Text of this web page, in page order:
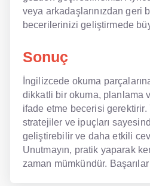
veya arkadaşlarınızdan geri
becerilerinizi geliştirmede
Sonuç
İngilizcede okuma
dikkatli bir okuma, planlama
ifade etme becerisi gerektirir.
stratejiler ve ipuçları
geliştirebilir ve daha etkili
Unutmayın, pratik yaparak
zaman mümkündür.